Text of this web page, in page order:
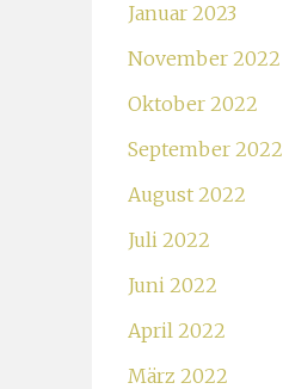
Januar 2023
November 2022
Oktober 2022
September 2022
August 2022
Juli 2022
Juni 2022
April 2022
März 2022